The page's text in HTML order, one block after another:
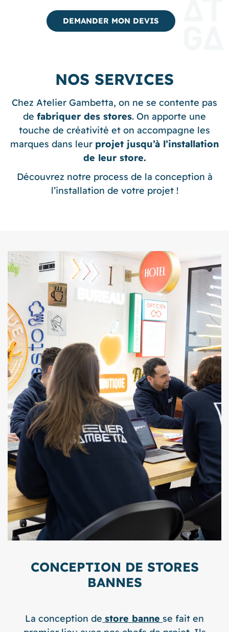
DEMANDER MON DEVIS
NOS SERVICES
Chez Atelier Gambetta, on ne se contente pas
de fabriquer des stores. On apporte une
touche de créativité et on accompagne les
marques dans leur projet jusqu’à l’installation
de leur store.
Découvrez notre process de la conception à
l’installation de votre projet !
CONCEPTION DE STORES
BANNES
La conception de store banne se fait en